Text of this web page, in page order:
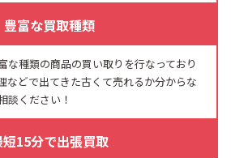
豊富な買取種類
な種類の商品の買い取りを行なっており
などで出てきた古くて売れるか分からな
談ください！
短15分で出張買取